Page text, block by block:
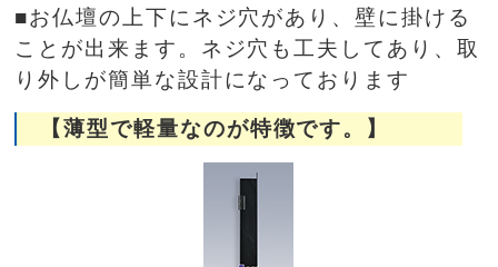
■お仏壇の上下にネジ穴があり、壁に掛ける
ことが出来ます。ネジ穴も工夫してあり、取
り外しが簡単な設計になっております
【薄型で軽量なのが特徴です。】